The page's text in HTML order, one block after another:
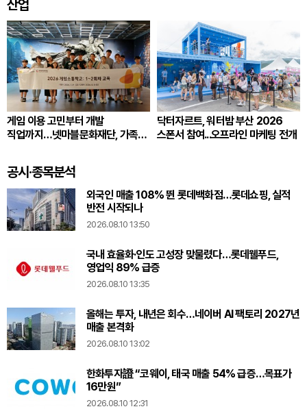
산업
게임 이용 고민부터 개발
직업까지…넷마블문화재단, 가족
닥터자르트, 워터밤 부산 2026
스폰서 참여...오프라인 마케팅 전개
공시·종목분석
외국인 매출 108% 뛴 롯데백화점…롯데쇼핑, 실적
반전 시작되나
2026.08.10 13:50
국내 효율화·인도 고성장 맞물렸다…롯데웰푸드,
영업익 89% 급증
2026.08.10 13:35
올해는 투자, 내년은 회수…네이버 AI 팩토리 2027년
매출 본격화
2026.08.10 13:02
한화투자證 “코웨이, 태국 매출 54% 급증…목표가
16만원”
2026.08.10 12:31